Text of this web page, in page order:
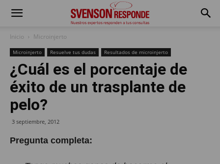
Inicio Microinjerto
Microinjerto Resuelve tus dudas Resultados de microinjerto
¿Cuál es el porcentaje de
éxito de un trasplante de
pelo?
3 septiembre, 2012
Pregunta completa: